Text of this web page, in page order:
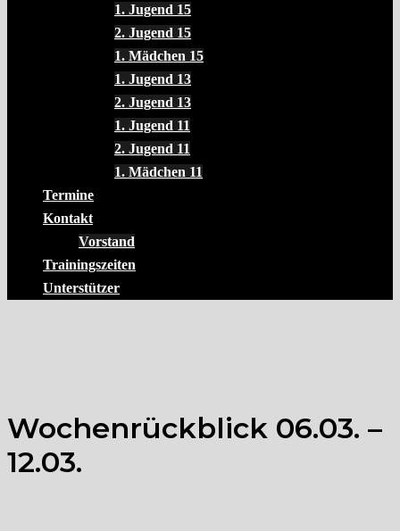
1. Jugend 15
2. Jugend 15
1. Mädchen 15
1. Jugend 13
2. Jugend 13
1. Jugend 11
2. Jugend 11
1. Mädchen 11
Termine
Kontakt
Vorstand
Trainingszeiten
Unterstützer
Wochenrückblick 06.03. –
12.03.